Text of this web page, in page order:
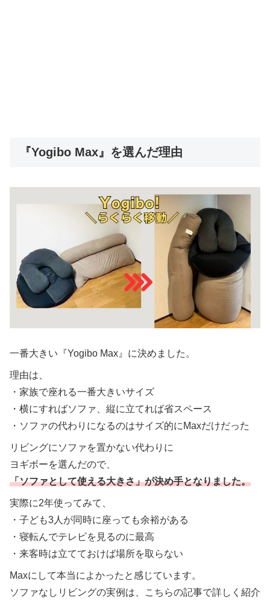
『Yogibo Max』を選んだ理由
一番大きい『Yogibo Max』に決めました。
理由は、
・家族で座れる一番大きいサイズ
・横にすればソファ、縦に立てれば省スペース
・ソファの代わりになるのはサイズ的にMaxだけだった
リビングにソファを置かない代わりに
ヨギボーを選んだので、
「ソファとして使える大きさ」が決め手となりました。
実際に2年使ってみて、
・子ども3人が同時に座っても余裕がある
・寝転んでテレビを見るのに最高
・来客時は立てておけば場所を取らない
Maxにして本当によかったと感じています。
ソファなしリビングの実例は、こちらの記事で詳しく紹介